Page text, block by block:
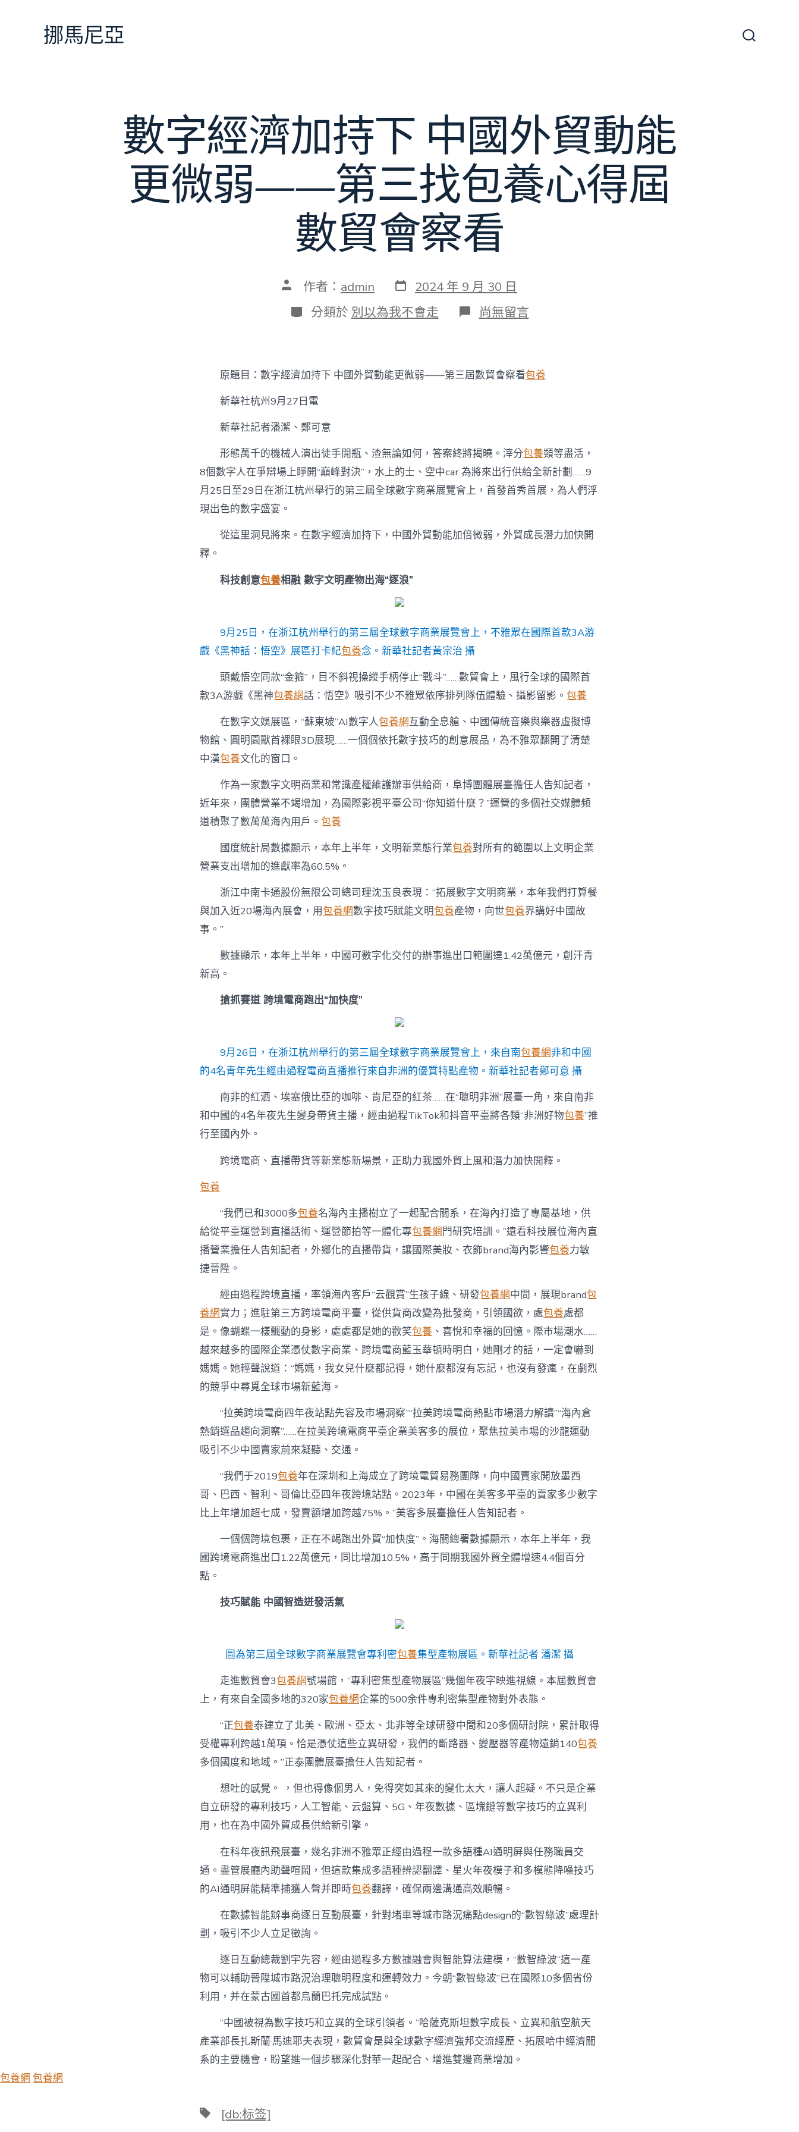
挪馬尼亞
數字經濟加持下 中國外貿動能
更微弱——第三找包養心得屆
數貿會察看
文
作
者
作者： admin 發
表
日
期
2024 年 9 月 30 日
分
類
分類於 別以為我不會走 在
〈數
加
持
動
能
更
微
第
三
貿
看〉
中
尚無留言
原題目：數字經濟加持下 中國外貿動能更微弱——第三屆數貿會察看包養
新華社杭州9月27日電
新華社記者潘潔、鄭可意
形態萬千的機械人演出徒手開瓶、渣無論如何，答案終將揭曉。滓分包養類等盡活，
8個數字人在爭辯場上睜開“巔峰對決”，水上的士、空中car 為將來出行供給全新計劃……9
月25日至29日在浙江杭州舉行的第三屆全球數字商業展覽會上，首發首秀首展，為人們浮
現出色的數字盛宴。
從這里洞見將來。在數字經濟加持下，中國外貿動能加倍微弱，外貿成長潛力加快開
釋。
科技創意包養相融 數字文明產物出海“逐浪”
9月25日，在浙江杭州舉行的第三屆全球數字商業展覽會上，不雅眾在國際首款3A游
戲《黑神話：悟空》展區打卡紀包養念。新華社記者黃宗治 攝
頭戴悟空同款“金箍”，目不斜視操縱手柄停止“戰斗”……數貿會上，風行全球的國際首
款3A游戲《黑神包養網話：悟空》吸引不少不雅眾依序排列隊伍體驗、攝影留影。 包養
在數字文娛展區，“蘇東坡”AI數字人包養網互動全息艙、中國傳統音樂與樂器虛擬博
物館、圓明園獸首裸眼3D展現……一個個依托數字技巧的創意展品，為不雅眾翻開了清楚
中漢包養文化的窗口。
作為一家數字文明商業和常識產權維護辦事供給商，阜博團體展臺擔任人告知記者，
近年來，團體營業不竭增加，為國際影視平臺公司“你知道什麼？”運營的多個社交媒體頻
道積聚了數萬萬海內用戶。 包養
國度統計局數據顯示，本年上半年，文明新業態行業包養對所有的範圍以上文明企業
營業支出增加的進獻率為60.5%。
浙江中南卡通股份無限公司總司理沈玉良表現：“拓展數字文明商業，本年我們打算餐
與加入近20場海內展會，用包養網數字技巧賦能文明包養產物，向世包養界講好中國故
事。”
數據顯示，本年上半年，中國可數字化交付的辦事進出口範圍達1.42萬億元，創汗青
新高。
搶抓賽道 跨境電商跑出“加快度”
9月26日，在浙江杭州舉行的第三屆全球數字商業展覽會上，來自南包養網非和中國
的4名青年先生經由過程電商直播推行來自非洲的優質特點產物。新華社記者鄭可意 攝
南非的紅酒、埃塞俄比亞的咖啡、肯尼亞的紅茶……在“聰明非洲”展臺一角，來自南非
和中國的4名年夜先生變身帶貨主播，經由過程TikTok和抖音平臺將各類“非洲好物包養”推
行至國內外。
跨境電商、直播帶貨等新業態新場景，正助力我國外貿上風和潛力加快開釋。
包養
“我們已和3000多包養名海內主播樹立了一起配合關系，在海內打造了專屬基地，供
給從平臺運營到直播話術、運營節拍等一體化專包養網門研究培訓。”遠看科技展位海內直
播營業擔任人告知記者，外鄉化的直播帶貨，讓國際美妝、衣飾brand海內影響包養力敏
捷晉陞。
經由過程跨境直播，率領海內客戶“云觀賞”生孩子線、研發包養網中間，展現brand包
養網實力；進駐第三方跨境電商平臺，從供貨商改變為批發商，引領國欲，處包養處都
是。像蝴蝶一樣飄動的身影，處處都是她的歡笑包養 、喜悅和幸福的回憶。際市場潮水……
越來越多的國際企業憑仗數字商業、跨境電商藍玉華頓時明白，她剛才的話，一定會嚇到
媽媽。她輕聲說道：“媽媽，我女兒什麼都記得，她什麼都沒有忘記，也沒有發瘋，在劇烈
的競爭中尋覓全球市場新藍海。
“拉美跨境電商四年夜站點先容及市場洞察”“拉美跨境電商熱點市場潛力解讀”“海內倉
熱銷選品趨向洞察”……在拉美跨境電商平臺企業美客多的展位，聚焦拉美市場的沙龍運動
吸引不少中國賣家前來凝聽、交通。
“我們于2019包養年在深圳和上海成立了跨境電貿易務團隊，向中國賣家開放墨西
哥、巴西、智利、哥倫比亞四年夜跨境站點。2023年，中國在美客多平臺的賣家多少數字
比上年增加超七成，發賣額增加跨越75%。”美客多展臺擔任人告知記者。
一個個跨境包裹，正在不竭跑出外貿“加快度”。海關總署數據顯示，本年上半年，我
國跨境電商進出口1.22萬億元，同比增加10.5%，高于同期我國外貿全體增速4.4個百分
點。
技巧賦能 中國智造迸發活氣
圖為第三屆全球數字商業展覽會專利密包養集型產物展區。新華社記者 潘潔 攝
走進數貿會3包養網號場館，“專利密集型產物展區”幾個年夜字映進視線。本屆數貿會
上，有來自全國多地的320家包養網企業的500余件專利密集型產物對外表態。
“正包養泰建立了北美、歐洲、亞太、北非等全球研發中間和20多個研討院，累計取得
受權專利跨越1萬項。恰是憑仗這些立異研發，我們的斷路器、變壓器等產物遠銷140包養
多個國度和地域。”正泰團體展臺擔任人告知記者。
想吐的感覺。 ，但也得像個男人，免得突如其來的變化太大，讓人起疑。不只是企業
自立研發的專利技巧，人工智能、云盤算、5G、年夜數據、區塊鏈等數字技巧的立異利
用，也在為中國外貿成長供給新引擎。
在科年夜訊飛展臺，幾名非洲不雅眾正經由過程一款多語種AI通明屏與任務職員交
通。盡管展廳內助聲喧鬧，但這款集成多語種辨認翻譯、星火年夜模子和多模態降噪技巧
的AI通明屏能精準捕獲人聲并即時包養翻譯，確保兩邊溝通高效順暢。
在數據智能辦事商逐日互動展臺，針對堵車等城市路況痛點design的“數智綠波”處理計
劃，吸引不少人立足徵詢。
逐日互動總裁劉宇先容，經由過程多方數據融會與智能算法建模，“數智綠波”這一產
物可以輔助晉陞城市路況治理聰明程度和運轉效力。今朝“數智綠波”已在國際10多個省份
利用，并在蒙古國首都烏蘭巴托完成試點。
“中國被視為數字技巧和立異的全球引領者。”哈薩克斯坦數字成長、立異和航空航天
產業部長扎斯蘭·馬迪耶夫表現，數貿會是與全球數字經濟強邦交流經歷、拓展哈中經濟關
系的主要機會，盼望進一個步驟深化對華一起配合、增進雙邊商業增加。
包養網 包養網
標 [db:标签]